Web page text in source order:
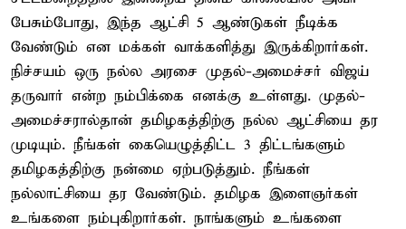
பேசும்போது, இந்த ஆட்சி 5 ஆண்டுகள் நீடிக்க
வேண்டும் என மக்கள் வாக்களித்து இருக்கிறார்கள்.
நிச்சயம் ஒரு நல்ல அரசை முதல்-அமைச்சர் விஜய்
தருவார் என்ற நம்பிக்கை எனக்கு உள்ளது. முதல்-
அமைச்சரால்தான் தமிழகத்திற்கு நல்ல ஆட்சியை தர
முடியும். நீங்கள் கையெழுத்திட்ட 3 திட்டங்களும்
தமிழகத்திற்கு நன்மை ஏற்படுத்தும். நீங்கள்
நல்லாட்சியை தர வேண்டும். தமிழக இளைஞர்கள்
உங்களை நம்புகிறார்கள். நாங்களும் உங்களை